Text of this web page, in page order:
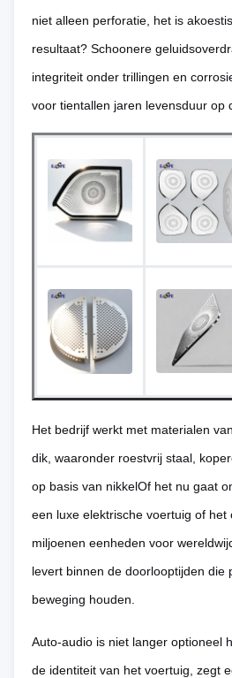
niet alleen perforatie, het is
resultaat? Schoonere
integriteit onder trillingen en
voor tientallen jaren levensduur op
Het bedrijf werkt met materialen
dik, waaronder roestvrij staal,
op basis van nikkelOf het nu gaat
een luxe elektrische voertuig of het
miljoenen eenheden voor
levert binnen de doorlooptijden die
beweging houden.
Auto-audio is niet langer optioneel
de identiteit van het voertuig, zegt